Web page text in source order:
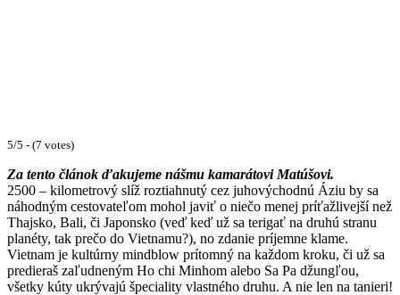
5/5 - (7 votes)
Za tento článok ďakujeme nášmu kamarátovi Matúšovi.
2500 – kilometrový slíž roztiahnutý cez juhovýchodnú Áziu by sa
náhodným cestovateľom mohol javiť o niečo menej príťažlivejší než
Thajsko, Bali, či Japonsko (veď keď už sa terigať na druhú stranu
planéty, tak prečo do Vietnamu?), no zdanie príjemne klame.
Vietnam je kultúrny mindblow prítomný na každom kroku, či už sa
predieraš zaľudneným Ho chi Minhom alebo Sa Pa džungľou,
všetky kúty ukrývajú špeciality vlastného druhu. A nie len na tanieri!